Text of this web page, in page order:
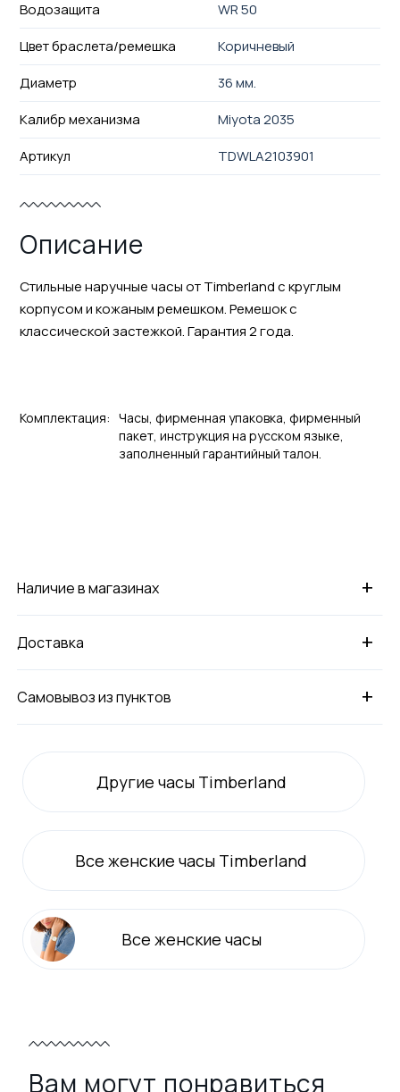
Водозащита
WR 50
Цвет браслета/ремешка
Коричневый
Диаметр
36 мм.
Калибр механизма
Miyota 2035
Артикул
TDWLA2103901
Описание
Стильные наручные часы от Timberland с круглым
корпусом и кожаным ремешком. Ремешок с
классической застежкой. Гарантия 2 года.
Комплектация: Часы, фирменная упаковка, фирменный
пакет, инструкция на русском языке,
заполненный гарантийный талон.
+
Наличие в магазинах
+
Доставка
+
Самовывоз из пунктов
Другие часы Timberland
Всеженские часы Timberland
Все женские часы
Вам могут понравиться